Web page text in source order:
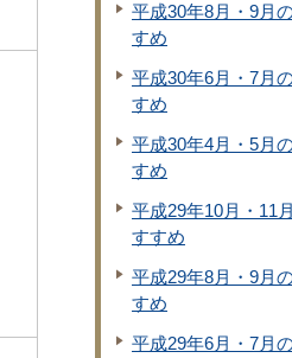
平成30年8月・9月
すめ
平成30年6月・7月
すめ
平成30年4月・5月
すめ
平成29年10月・11
すすめ
平成29年8月・9月
すめ
平成29年6月・7月